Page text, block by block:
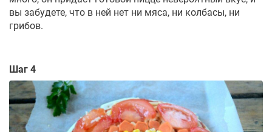
вы забудете, что в ней нет ни мяса, ни колбасы, ни
грибов.
Шаг 4